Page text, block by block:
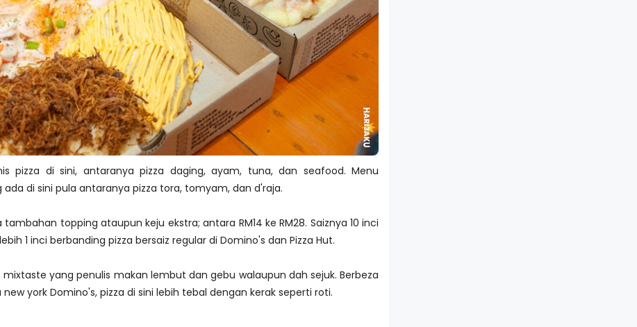
pizza di sini, antaranya pizza daging, ayam, tuna, dan seafood. Menu
ada di sini pula antaranya pizza tora, tomyam, dan d'raja.
tambahan topping ataupun keju ekstra; antara RM14 ke RM28. Saiznya 10 inci
1 inci berbanding pizza bersaiz regular di Domino's dan Pizza Hut.
mixtaste yang penulis makan lembut dan gebu walaupun dah sejuk. Berbeza
york Domino's, pizza di sini lebih tebal dengan kerak seperti roti.